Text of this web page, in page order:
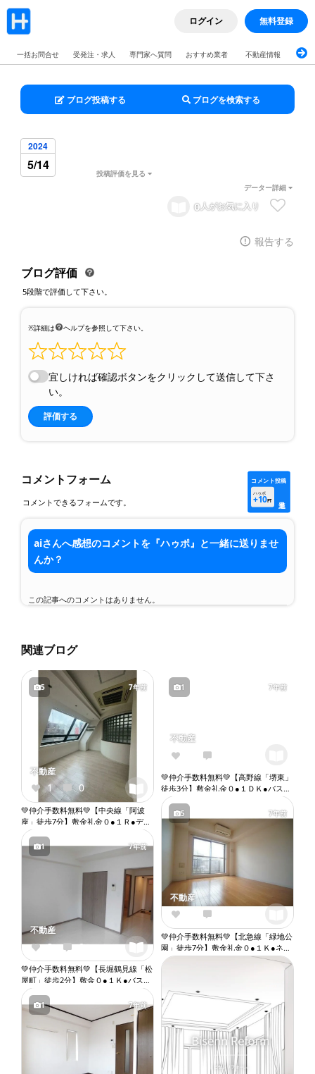
ログイン 無料登録
一括お問合せ 受発注・求人 専門家へ質問 おすすめ業者 不動産情報 ブログ
ブログ投稿する ブログを検索する
2024
5/14
0人がお気に入り
投稿評価を見る
データー詳細
報告する
ブログ評価
5段階で評価して下さい。
※詳細は ヘルプを参照して下さい。
宜しければ確認ボタンをクリックして送信して下さ
い。
評価する
コメントフォーム
コメントできるフォームです。
コメント投稿
ハゥポ
+10PT
aiさんへ感想のコメントを『ハゥポ』と一緒に送りませ
んか？
この記事へのコメントはありません。
関連ブログ
5 7年前
1 0
💚仲介手数料無料💚【中央線「阿波
座」徒歩7分】敷金礼金０●１Ｒ●デザ
イナーズ●ウォークインクローゼット
●バストイレ別●ウォシュレット●独立
洗面台●室内洗濯機置き場●オートロ
ック●エレベーター『X173』
不動産
1 7年前
3 0
💚仲介手数料無料💚【長堀鶴見線「松
屋町」徒歩2分】敷金０●１Ｋ●バスト
イレ別●ウォシュレット●独立洗面台●
室内洗濯機置き場●オートロック●エ
レベーター『X076』
不動産
1 7年前
1 7年前
💚仲介手数料無料💚【高野線「堺東」
徒歩3分】敷金礼金０●１ＤＫ●バスト
イレ別●ウォシュレット●独立洗面台●
室内洗濯機置き場●オートロック●エ
レベーター『X066』
不動産
5 7年前
💚仲介手数料無料💚【北急線「緑地公
園」徒歩7分】敷金礼金０●１Ｋ●ネッ
ト無料●バストイレ別●ウォシュレッ
ト●独立洗面台●室内洗濯機置き場●オ
不動産